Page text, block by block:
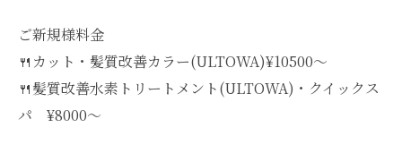
ご新規様料金
🍴カット・髪質改善カラー(ULTOWA)¥10500〜
🍴髪質改善水素トリートメント(ULTOWA)・クイックス
パ ¥8000〜